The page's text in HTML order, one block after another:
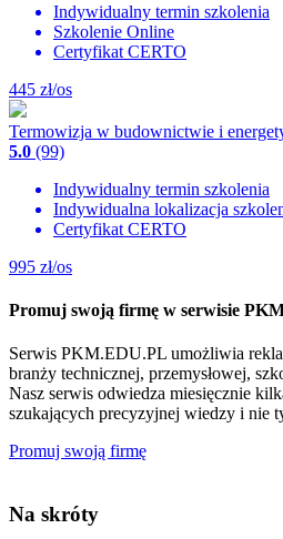
Indywidualny termin szkolenia
Szkolenie Online
Certyfikat CERTO
445 zł/os
Termowizja w budownictwie i
5.0 (99)
Indywidualny termin szkolenia
Indywidualna lokalizacja
Certyfikat CERTO
995 zł/os
Promuj swoją firmę w serwisie
Serwis PKM.EDU.PL umożliwia
branży technicznej, przemysłowej,
Nasz serwis odwiedza miesięcznie
szukających precyzyjnej wiedzy i nie
Promuj swoją firmę
Na skróty